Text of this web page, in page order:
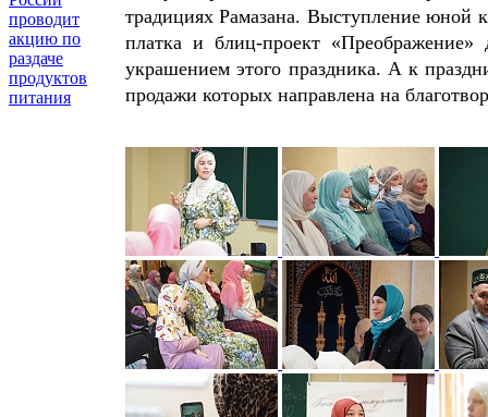
проводит
акцию по
раздаче
продуктов
питания
традициях Рамазана. Выступление юной
платка и блиц-проект
украшением этого праздника. А к
продажи которых направлена на